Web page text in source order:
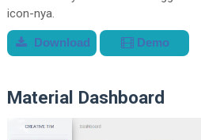
icon-nya.
Download Demo
Material Dashboard